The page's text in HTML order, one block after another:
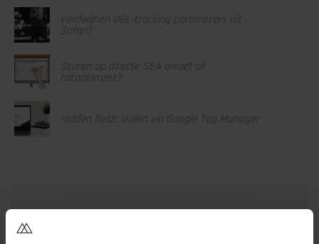
Verdwijnen URL-tracking parameters uit
Safari?
Sturen op directe SEA omzet of
totaalomzet?
Hidden fields vullen via Google Tag Manager
2 Reacties op